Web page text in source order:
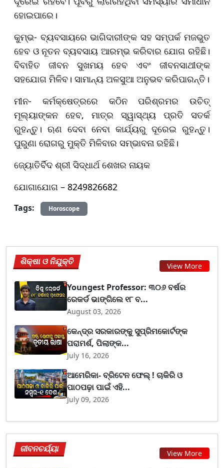
ହୋଇପାରେ।
କୁମ୍ଭ- ବ୍ୟବସାୟରେ ଭାଗିଦାରୀଙ୍କ ସହ ସମ୍ପର୍କ ମଜଭୁତ
ହେବ ଓ ନୂତନ ବ୍ୟବସାୟ ଆରମ୍ଭ କରିବାର ଯୋଗ ରହିଛି।
ବିବାହିତ ଜୀବନ ସୁଖମୟ ହେବ ଏବଂ ଜୀବନସାଥୀଙ୍କ
ସହଯୋଗ ମିଳିବ। ସାମାନ୍ୟ ଅଳସୁଆ ଅନୁଭବ କରିପାରନ୍ତି।
ମୀନ- କର୍ମକ୍ଷେତ୍ରରେ କଠିନ ପରିଶ୍ରମର ଉଚିତ୍
ମୂଲ୍ୟାଙ୍କନ ହେବ, ମାତ୍ର ସ୍ୱାସ୍ଥ୍ୟ ପ୍ରତି ସତର୍କ
ରୁହନ୍ତୁ। ଋଣ ଦେବା ନେବା କାର୍ଯ୍ୟରୁ ଦୂରେଇ ରୁହନ୍ତୁ।
ପୁରୁଣା ରୋଗରୁ ମୁକ୍ତି ମିଳିବାର ସମ୍ଭାବନା ରହିଛି।
ଜ୍ୟୋତିର୍ବିଦ ଶ୍ରୀ ସିଦ୍ଧାର୍ଥ ଶେଖର ନାୟକ
ଯୋଗାଯୋଗ – 8249826682
Tags: Horoscope
ଶିକ୍ଷା ଓ ନିଯୁକ୍ତି View More
Youngest Professor: ୩୦୬ ବର୍ଷର
ରେକର୍ଡ ଭାଙ୍ଗିଲେ ୧୮ ବ...
August 03, 2026
କେନ୍ଦ୍ର ସରକାରଙ୍କୁ ସୁପ୍ରିମକୋର୍ଟଙ୍କ
ପରାମର୍ଶ, ପିଲାଙ୍କ...
July 16, 2026
ଆମେରିକା- ବ୍ରିଟେନ ଫେଲ୍ ! ଚାକିରି ଓ
ପାଠପଢ଼ା ପାଇଁ ଏହି...
July 09, 2026
ଜୀବନଚର୍ଯ୍ୟା View More